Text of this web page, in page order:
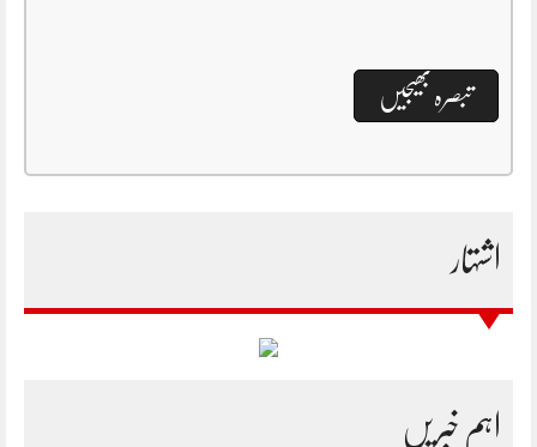
اشتہار
اہم خبریں